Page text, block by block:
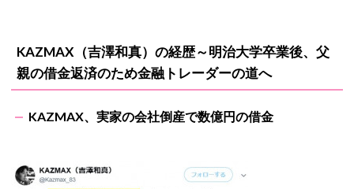
KAZMAX（吉澤和真）の経歴～明治大学卒業後、父
親の借金返済のため金融トレーダーの道へ
KAZMAX、実家の会社倒産で数億円の借金